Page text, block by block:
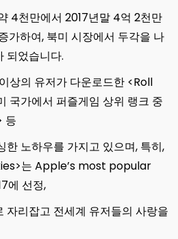
4천만에서 2017년말 4억 2천만
가하여, 북미 시장에서 두각을 나
되었습니다.
상의 유저가 다운로드한 <Roll
국가에서 퍼즐게임 상위 랭크 중
등
노하우를 가지고 있으며, 특히,
는 Apple’s most popular
에 선정,
자리잡고 전세계 유저들의 사랑을